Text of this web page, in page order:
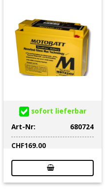
sofort lieferbar
Art-Nr:
680724
CHF169.00